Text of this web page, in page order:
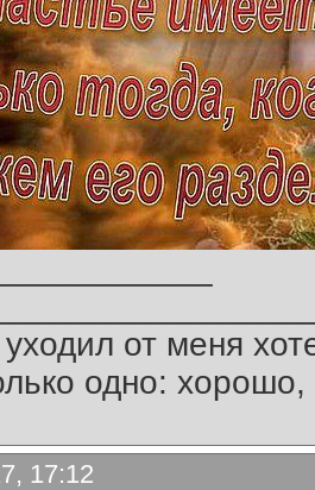
уходил от меня
одно:
17:12